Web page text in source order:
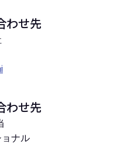
わせ先
わせ先
ナル